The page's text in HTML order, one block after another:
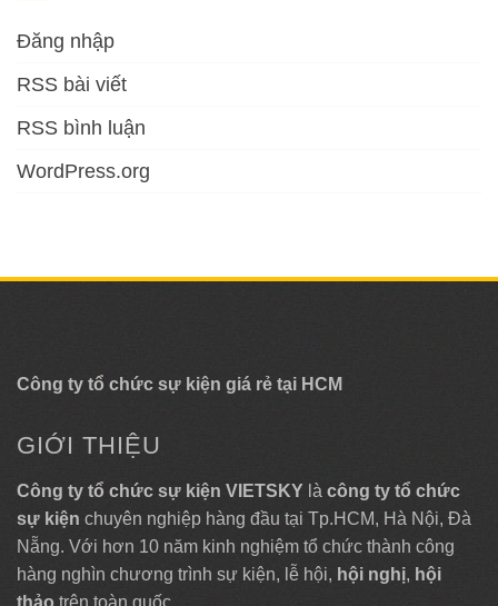
Đăng nhập
RSS bài viết
RSS bình luận
WordPress.org
Công ty tổ chức sự kiện giá rẻ tại HCM
GIỚI THIỆU
Công ty tổ chức sự kiện VIETSKY là công ty tổ chức
sự kiện chuyên nghiệp hàng đầu tại Tp.HCM, Hà Nội, Đà
Nẵng. Với hơn 10 năm kinh nghiệm tổ chức thành công
hàng nghìn chương trình sự kiện, lễ hội, hội nghị, hội
thảo trên toàn quốc.